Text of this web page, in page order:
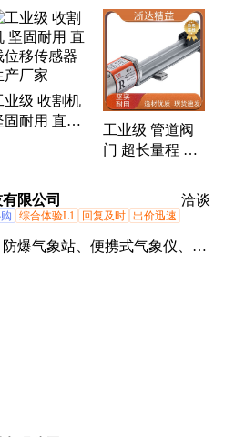
传感器、隔爆位移传感器、耐
传感器、传感器、磁致伸缩传
、磁翻板、磁栅尺、变送器、
防爆磁尺、测量装置、测距磁
仪、电磁超声测厚笔、超声导
业级 收割机
固耐用 直线
工业级 管道阀
门 超长量程 直
限公司 洽谈
综合体验L1 回复及时 出价迅速
爆气象站、便携式气象仪、一
象站、超声波气象站、环境监
校园气象站